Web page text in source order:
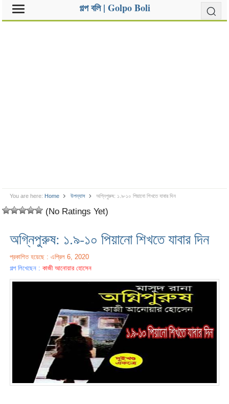
গল্প বলি | Golpo Boli
You are here: Home উপন্যাস অগ্নিপুরুষ: ১.৯-১০ পিয়ানো শিখতে যাবার দিন
(No Ratings Yet)
অগ্নিপুরুষ: ১.৯-১০ পিয়ানো শিখতে যাবার দিন
প্রকাশিত হয়েছে : এপ্রিল 6, 2020
গল্প লিখেছেন :কাজী আনোয়ার হোসেন